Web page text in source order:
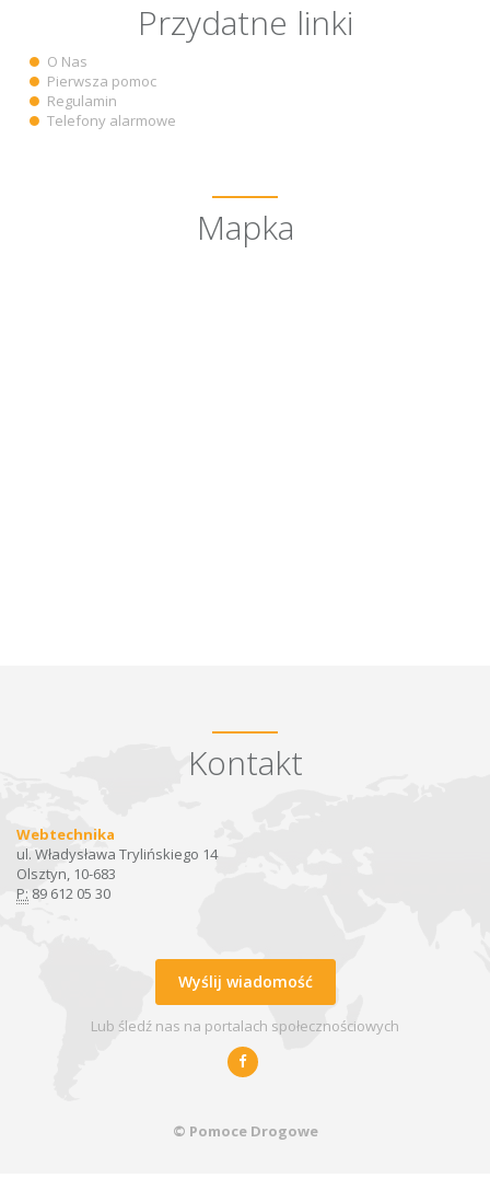
Przydatne linki
O Nas
Pierwsza pomoc
Regulamin
Telefony alarmowe
Mapka
Kontakt
Webtechnika
ul. Władysława Trylińskiego 14
Olsztyn, 10-683
P: 89 612 05 30
Wyślij wiadomość
Lub śledź nas na portalach społecznościowych
© Pomoce Drogowe